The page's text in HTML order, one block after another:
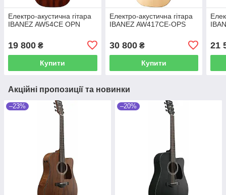
Електро-акустична гітара
IBANEZ AW54CE OPN
19 800 ₴
Купити
Електро-акустична гітара
IBANEZ AW417CE-OPS
30 800₴
Купити
21
Акційні пропозиції та новинки
–23% –20%